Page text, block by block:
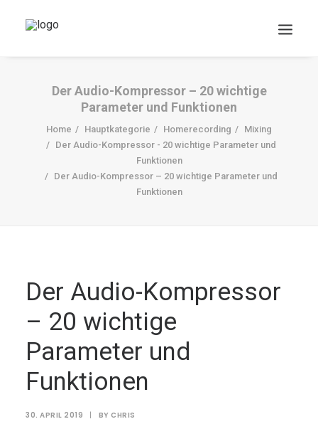
DOWNLOADS
Der Audio-Kompressor – 20 wichtige
Parameter und Funktionen
Home Hauptkategorie Homerecording
Mixing
Der Audio-Kompressor - 20 wichtige Parameter und
Funktionen
Der Audio-Kompressor – 20 wichtige Parameter und
Funktionen
Der Audio-Kompressor
– 20 wichtige
Parameter und
Funktionen
30. APRIL 2019 | BY CHRIS